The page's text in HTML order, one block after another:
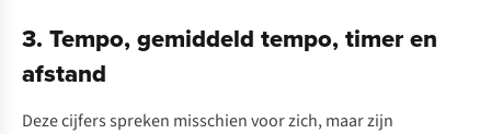
3. Tempo, gemiddeld tempo, timer en
afstand
Deze cijfers spreken misschien voor zich, maar zijn